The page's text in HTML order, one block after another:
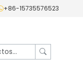
+86-15735576523